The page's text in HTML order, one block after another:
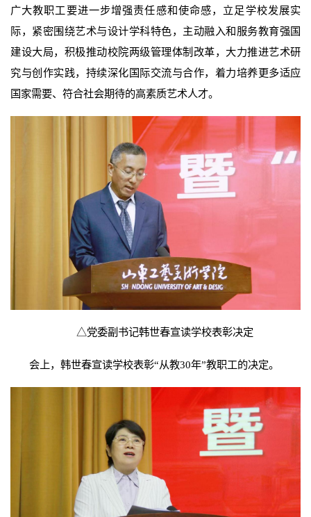
广大教职工要进一步增强责任感和使命感，立足学校发展实
际，紧密围绕艺术与设计学科特色，主动融入和服务教育强国
建设大局，积极推动校院两级管理体制改革，大力推进艺术研
究与创作实践，持续深化国际交流与合作，着力培养更多适应
国家需要、符合社会期待的高素质艺术人才。
△党委副书记韩世春宣读学校表彰决定
会上，韩世春宣读学校表彰“从教30年”教职工的决定。